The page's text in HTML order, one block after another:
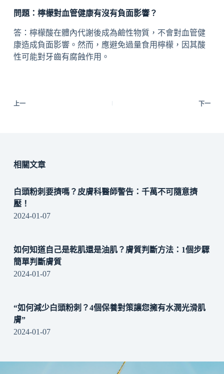
問題：檸檬對血管健康有沒有負面影響？
答：檸檬酸在體內代謝後成為鹼性物質，不會對血管健
康造成負面影響。然而，應避免過量食用檸檬，因其酸
性可能對牙齒有腐蝕作用。
上一 下一
相關文章
白頭粉刺要擠嗎？皮膚科醫師警告：千萬不可隨意擠
壓！
2024-01-07
如何知道自己是乾肌還是油肌？膚質判斷方法：1個步驟
簡單判斷膚質
2024-01-07
“如何減少白頭粉刺？4個保養對策讓您擁有水潤光滑肌
膚”
2024-01-07